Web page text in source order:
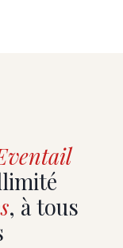
, à tous